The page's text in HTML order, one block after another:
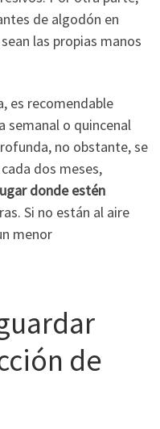
de algodón en
las propias manos
es recomendable
semanal o quincenal
no obstante, se
dos meses,
donde estén
Si no están al aire
menor
de